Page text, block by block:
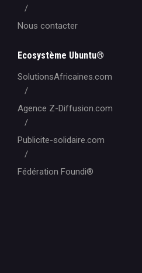
Nous contacter
Ecosystème Ubuntu®
SolutionsAfricaines.com
Agence Z-Diffusion.com
Publicite-solidaire.com
Fédération Foundi®️